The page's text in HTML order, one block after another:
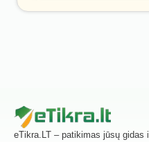
eTikra.LT – patikimas jūsų gidas